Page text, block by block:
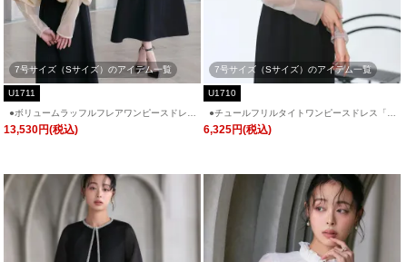
7号サイズ（Sサイズ）のアイテム一覧
U1711
●ボリュームラッフルフレアワンピースドレス
「U1711」/ 結婚式・披露宴・二次会などお呼
13,530円(税込)
7号サイズ（Sサイズ）のアイテム一覧
U1710
●チュールフリルタイトワンピースドレス「U
1710」/ 結婚式・披露宴・二次会などお呼ば
6,325円(税込)